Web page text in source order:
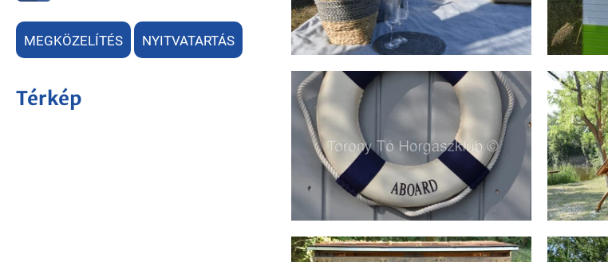
MEGKÖZELÍTÉS NYITVATARTÁS
Térkép